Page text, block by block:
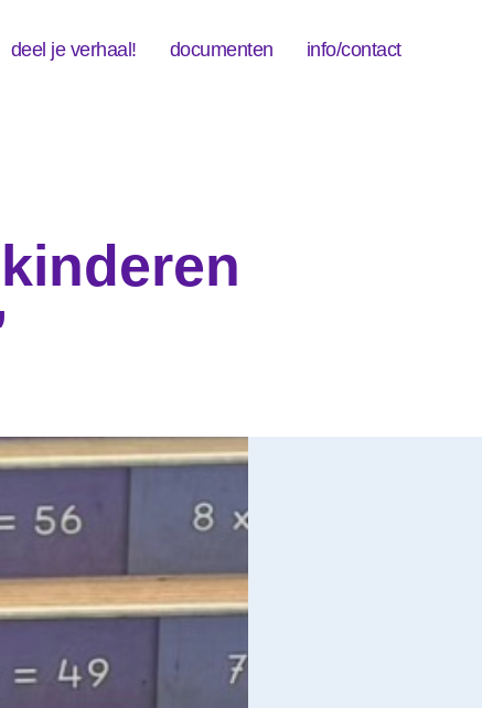
deel je verhaal! documenten info/contact
kinderen